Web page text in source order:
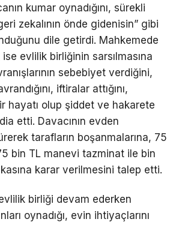
kumar oynadığını, sürekli
zekalının önde gidenisin” gibi
dile getirdi. Mahkemede
evlilik birliğinin sarsılmasına
sebebiyet verdiğini,
iftiralar attığını,
hayatı olup şiddet ve hakarete
etti. Davacının evden
tarafların boşanmalarına, 75
bin TL manevi tazminat ile bin
karar verilmesini talep etti.
birliği devam ederken
oynadığı, evin ihtiyaçlarını